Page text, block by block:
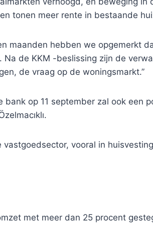
tonen meer rente in bestaande
maanden hebben we opgemerkt
de KKM -beslissing zijn de
de vraag op de woningsmarkt.”
op 11 september zal ook een
vooral in
met meer dan 25 procent